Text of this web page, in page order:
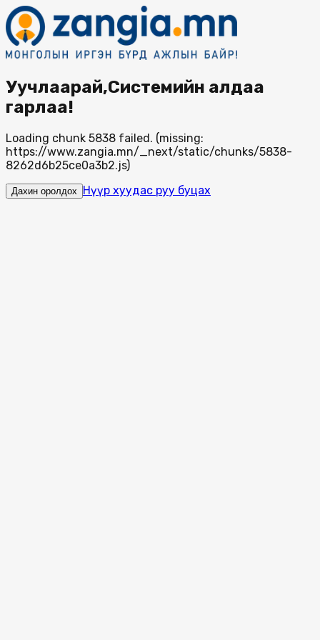
Уучлаарай,Системийн алдаа
гарлаа!
Loading chunk 5838 failed. (missing:
https://www.zangia.mn/_next/static/chunks/5838-
8262d6b25ce0a3b2.js)
Дахин оролдох Нүүр хуудас руу буцах